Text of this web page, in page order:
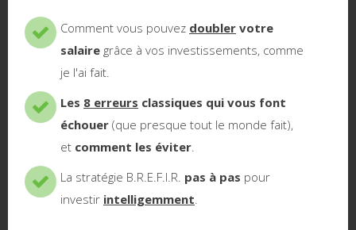
Commentaires
Les commentaires déposés par les
internautes reflètent exclusivement l’avis
de leurs auteurs et demeurent sous leur
responsabilité. En écrivant des
Comment vous pouvez doubler votre
salaire grâce à vos investissements, comme
je l'ai fait.
Les 8 erreurs classiques qui vous font
échouer (que presque tout le monde fait),
et comment les éviter.
La stratégie B.R.E.F.I.R. pas à pas pour
investir intelligemment.